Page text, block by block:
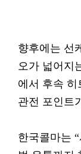
향후에는 선
오가 넓어지
에서 후속 히
관전 포인트
한국콜마는